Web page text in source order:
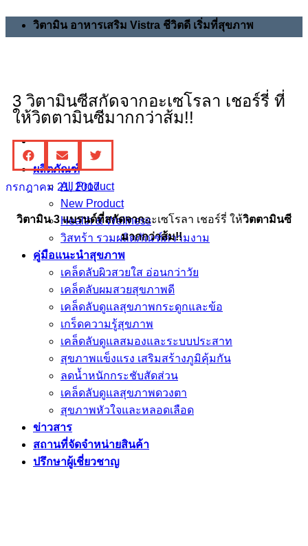
วิตามิน อาหารเสริม Vistra ชีวิตดี เริ่มที่สุขภาพ
ผลิตภัณฑ์
All Product
New Product
Health & Wellness
วิสทร้า รวมผลิตภัณฑ์ความงาม
คู่มือแนะนำสุขภาพ
เคล็ดลับผิวสวยใส อ่อนกว่าวัย
เคล็ดลับผมสวยสุขภาพดี
เคล็ดลับดูแลสุขภาพกระดูกและข้อ
เกร็ดความรู้สุขภาพ
เคล็ดลับดูแลสมองและระบบประสาท
สุขภาพแข็งแรง เสริมสร้างภูมิคุ้มกัน
ลดน้ำหนักกระชับสัดส่วน
เคล็ดลับดูแลสุขภาพดวงตา
สุขภาพหัวใจและหลอดเลือด
ข่าวสาร
สถานที่จัดจำหน่ายสินค้า
ปรึกษาผู้เชี่ยวชาญ
3 วิตามินซีสกัดจากอะเซโรลา เชอร์รี่ ที่
ให้วิตตามินซีมากกว่าส้ม!!
กรกฎาคม 21, 2017
วิตามิน 3 แบรนด์ที่สกัดจากอะเซโรลา เชอร์รี่ ให้วิตตามินซี
มากกว่าส้ม!!